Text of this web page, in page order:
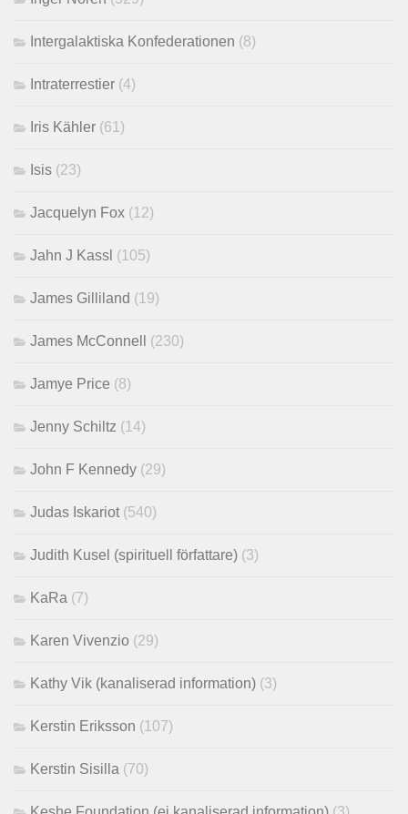
Intergalaktiska Konfederationen (8)
Intraterrestier (4)
Iris Kähler (61)
Isis (23)
Jacquelyn Fox (12)
Jahn J Kassl (105)
James Gilliland (19)
James McConnell (230)
Jamye Price (8)
Jenny Schiltz (14)
John F Kennedy (29)
Judas Iskariot (540)
Judith Kusel (spirituell författare) (3)
KaRa (7)
Karen Vivenzio (29)
Kathy Vik (kanaliserad information) (3)
Kerstin Eriksson (107)
Kerstin Sisilla (70)